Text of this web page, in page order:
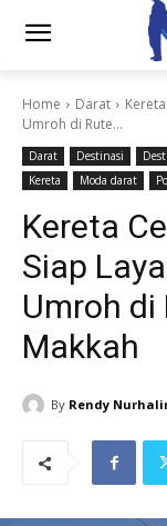
Home Darat
Umroh di Rute...
Darat Destinasi
Kereta
Moda darat
Kereta
Siap
Umroh di
Makkah
By Rendy